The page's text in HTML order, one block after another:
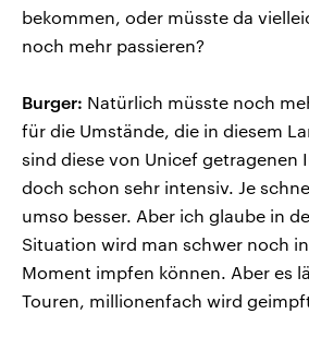
bekommen, oder müsste da
noch mehr passieren?
Burger: Natürlich müsste noch
für die Umstände, die in diesem
sind diese von Unicef getragenen
doch schon sehr intensiv. Je
umso besser. Aber ich glaube in
Situation wird man schwer noch
Moment impfen können. Aber es
Touren, millionenfach wird